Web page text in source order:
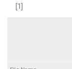
[1]